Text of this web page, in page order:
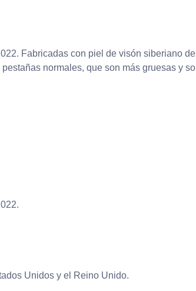
Fabricadas con piel de visón siberiano
normales, que son más gruesas y
Unidos y el Reino Unido.